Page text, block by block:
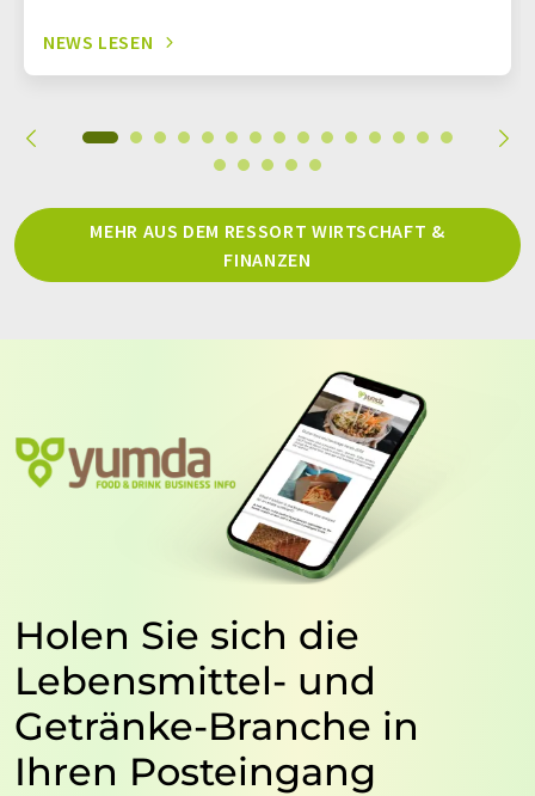
NEWS LESEN
MEHR AUS DEM RESSORT WIRTSCHAFT &
FINANZEN
Holen Sie sich die
Lebensmittel- und
Getränke-Branche in
Ihren Posteingang